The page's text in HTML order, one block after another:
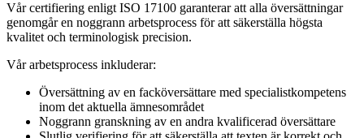
Vår certifiering enligt ISO 17100 garanterar att alla översättningar
genomgår en noggrann arbetsprocess för att säkerställa högsta
kvalitet och terminologisk precision.
Vår arbetsprocess inkluderar:
Översättning av en facköversättare med specialistkompetens
inom det aktuella ämnesområdet
Noggrann granskning av en andra kvalificerad översättare